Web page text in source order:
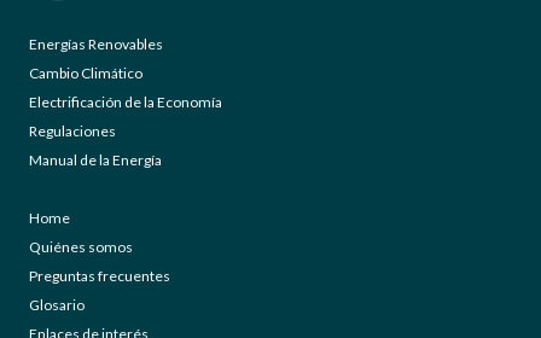
Energías Renovables
Cambio Climático
Electrificación de la Economía
Regulaciones
Manual de la Energía
Home
Quiénes somos
Preguntas frecuentes
Glosario
Enlaces de interés